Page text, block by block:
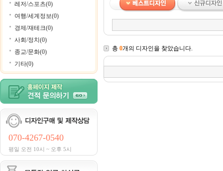
레저/스포츠(0)
여행/세계정보(0)
경제/재테크(0)
사회/정치(0)
종교/문화(0)
기타(0)
070-4267-0540
평일 오전 10시 ~ 오후 5시
총 0개의 디자인을 찾았습니다.